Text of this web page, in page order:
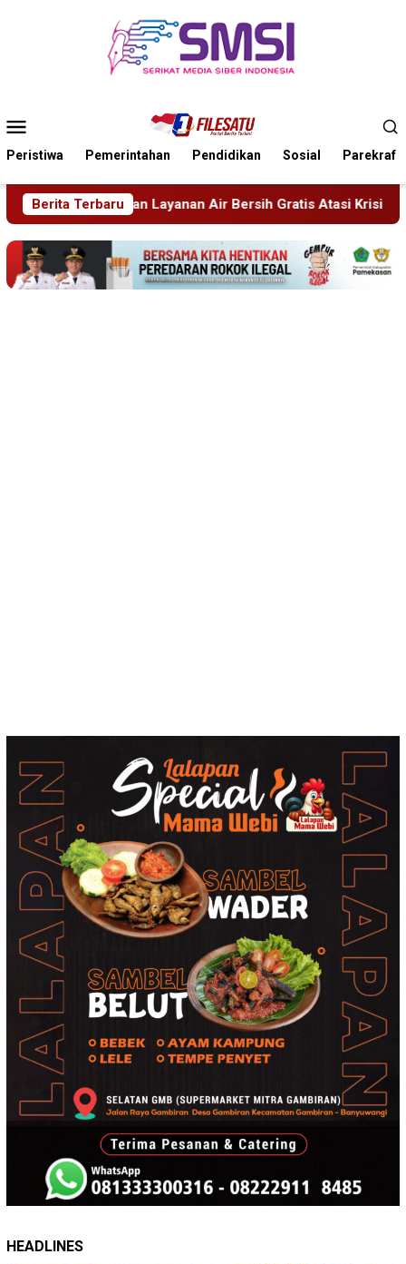
Mobile
Peristiwa Pemerintahan Pendidikan Sosial Parekraf
Berita Terbaru
Air Bersih Gratis Atasi Krisis Kemarau Sidang
HEADLINES